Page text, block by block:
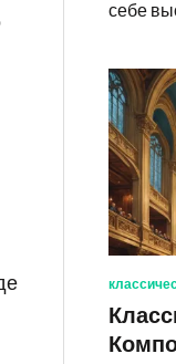
себе